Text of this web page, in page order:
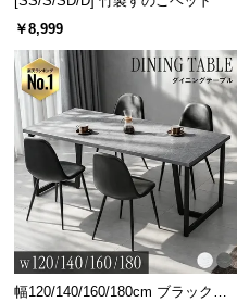
コンパクトでありな
座面幅は 約100㎝。省ス
りながら、ゆったりと座
￥8,999
幅120/140/160/180cm ブラックフ